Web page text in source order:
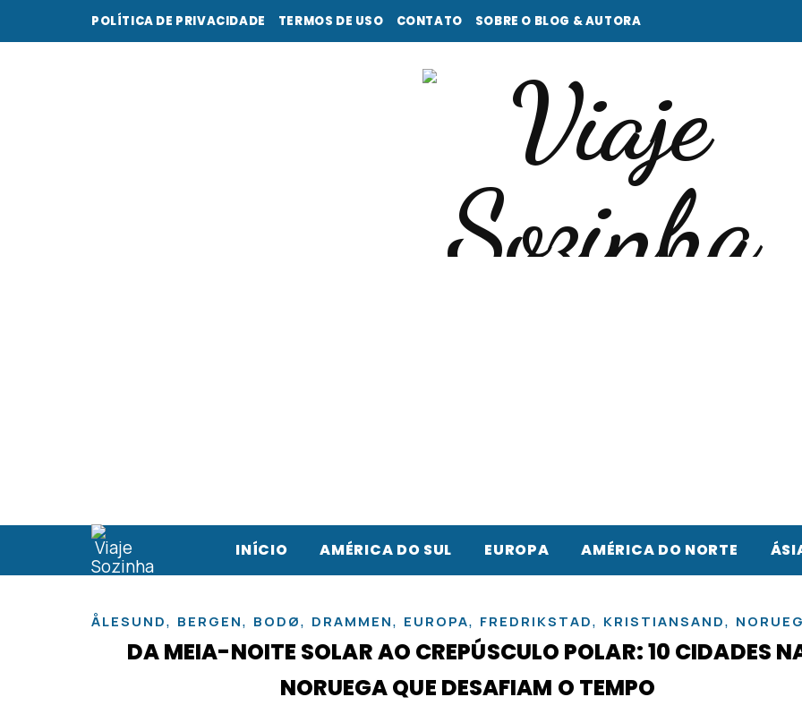
POLÍTICA DE PRIVACIDADE TERMOS DE USO CONTATO SOBRE O BLOG & AUTORA
INÍCIO AMÉRICA DO SUL EUROPA AMÉRICA DO NORTE
ÅLESUND, BERGEN, BODØ, DRAMMEN, EUROPA, FREDRIKSTAD, KRISTIANSAND,
DA MEIA-NOITE SOLAR AO CREPÚSCULO POLAR: 10 CIDADES
NORUEGA QUE DESAFIAM O TEMPO